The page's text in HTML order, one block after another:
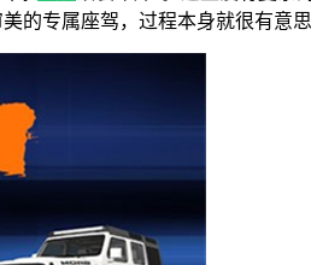
的专属座驾，过程本身就很有意思